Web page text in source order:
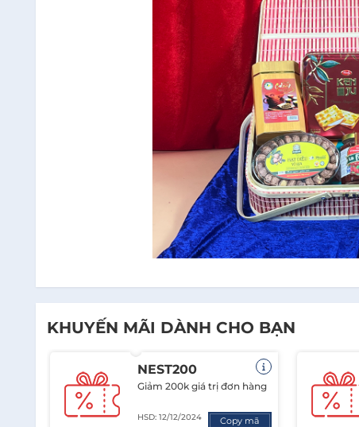
KHUYẾN MÃI DÀNH CHO BẠN
NEST200
Giảm 200k giá trị đơn hàng
HSD: 12/12/2024 Copy mã